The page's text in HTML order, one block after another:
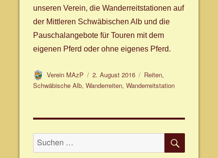
unseren Verein, die Wanderreitstationen auf
der Mittleren Schwäbischen Alb und die
Pauschalangebote für Touren mit dem
eigenen Pferd oder ohne eigenes Pferd.
Autor
Verein MAzP
Veröffentlicht
am
2. August 2016 Schlagwörter
Reiten,
Schwäbische Alb,Wanderreiten,Wanderreitstation
Suche
nach: